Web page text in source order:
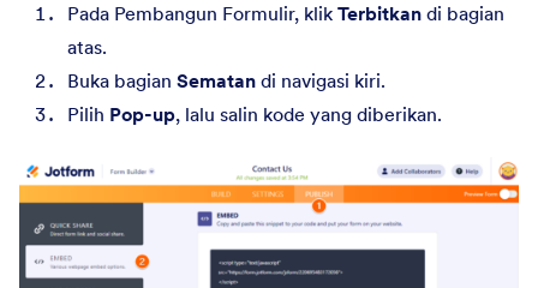
Pada Pembangun Formulir, klik Terbitkan di bagian
atas.
Buka bagian Sematan di navigasi kiri.
Pilih Pop-up, lalu salin kode yang diberikan.